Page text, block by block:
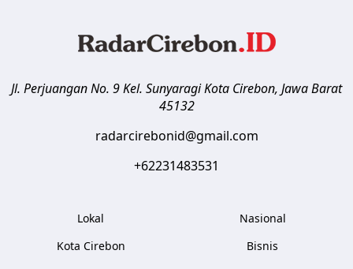
Jl. Perjuangan No. 9 Kel. SunyaragiKota Cirebon, Jawa Barat
45132
radarcirebonid@gmail.com
+62231483531
Lokal
Kota Cirebon
Nasional
Bisnis